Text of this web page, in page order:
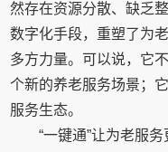
然存在资源分散、缺乏
数字化手段，重塑了为
多方力量。可以说，它
个新的养老服务场景；
服务生态。
“一键通”让为老服